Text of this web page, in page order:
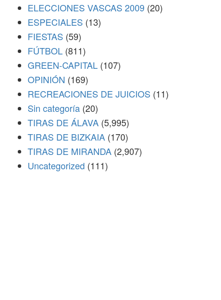
ELECCIONES VASCAS 2009 (20)
ESPECIALES (13)
FIESTAS (59)
FÚTBOL (811)
GREEN-CAPITAL (107)
OPINIÓN (169)
RECREACIONES DE JUICIOS (11)
Sin categoría (20)
TIRAS DE ÁLAVA (5,995)
TIRAS DE BIZKAIA (170)
TIRAS DE MIRANDA (2,907)
Uncategorized (111)